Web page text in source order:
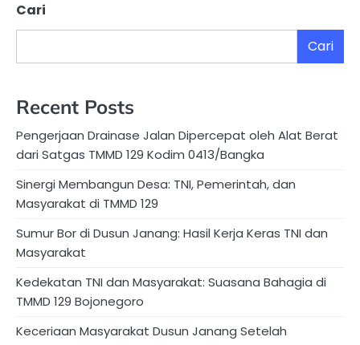
Cari
Cari
Recent Posts
Pengerjaan Drainase Jalan Dipercepat oleh Alat Berat
dari Satgas TMMD 129 Kodim 0413/Bangka
Sinergi Membangun Desa: TNI, Pemerintah, dan
Masyarakat di TMMD 129
Sumur Bor di Dusun Janang: Hasil Kerja Keras TNI dan
Masyarakat
Kedekatan TNI dan Masyarakat: Suasana Bahagia di
TMMD 129 Bojonegoro
Keceriaan Masyarakat Dusun Janang Setelah